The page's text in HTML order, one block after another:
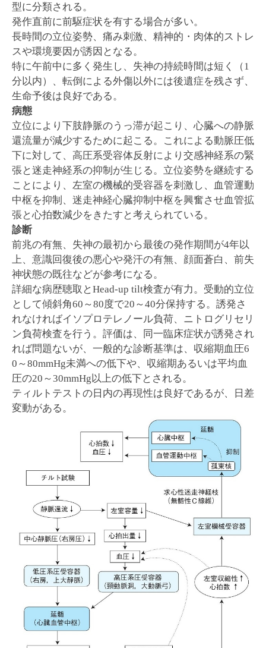
型に分類される。
発作直前に前駆症状を有する場合が多い。
長時間の立位姿勢、痛み刺激、精神的・肉体的ストレ
スや環境要因が誘因となる。
特に午前中に多く発生し、失神の持続時間は短く（1
分以内）、転倒による外傷以外には後遺症を残さず、
生命予後は良好である。
病態
立位により下肢静脈のうっ滞が起こり、心臓への静脈
還流量が減少するために起こる。これによる動脈圧低
下に対して、高圧系受容体反射により交感神経系の緊
張と迷走神経系の抑制が生じる。立位姿勢を継続する
ことにより、左室の機械的受容器を刺激し、血管運動
中枢を抑制、迷走神経心臓抑制中枢を興奮させ血管拡
張と心拍数減少をきたすと考えられている。
診断
前兆の有無、失神の最初から最後の発作期間が4年以
上、意識回復後の悪心や発汗の有無、顔面蒼白、前失
神状態の既往などが参考になる。
詳細な病歴聴取とHead-up tilt検査が有力。受動的立位
として傾斜角60～80度で20～40分保持する。誘発さ
れなければイソプロテレノール負荷、ニトログリセリ
ン負荷検査を行う。評価は、同一臨床症状が誘発され
れば問題ないが、一般的な診断基準は、収縮期血圧6
0～80mmHg未満への低下や、収縮期あるいは平均血
圧の20～30mmHg以上の低下とされる。
ティルトテストの日内の再現性は良好であるが、日差
変動がある。